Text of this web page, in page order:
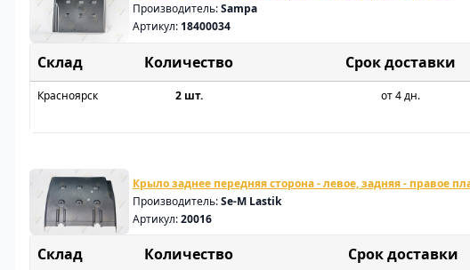
Производитель:Sampa
Артикул: 18400034
Склад Срок доставки
Красноярск 2 шт. от 4 дн.
Крыло заднее передняя сторона - левое, задняя - правое
Производитель:Se-M Lastik
Артикул:20016
Склад Срок доставки